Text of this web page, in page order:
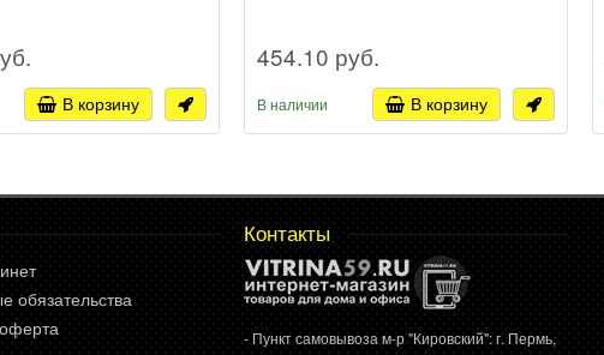
В корзину
454.10 руб.
В наличии В корзину
обязательства
Контакты
- Пункт самовывоза м-р "Кировский": г. Пермь,